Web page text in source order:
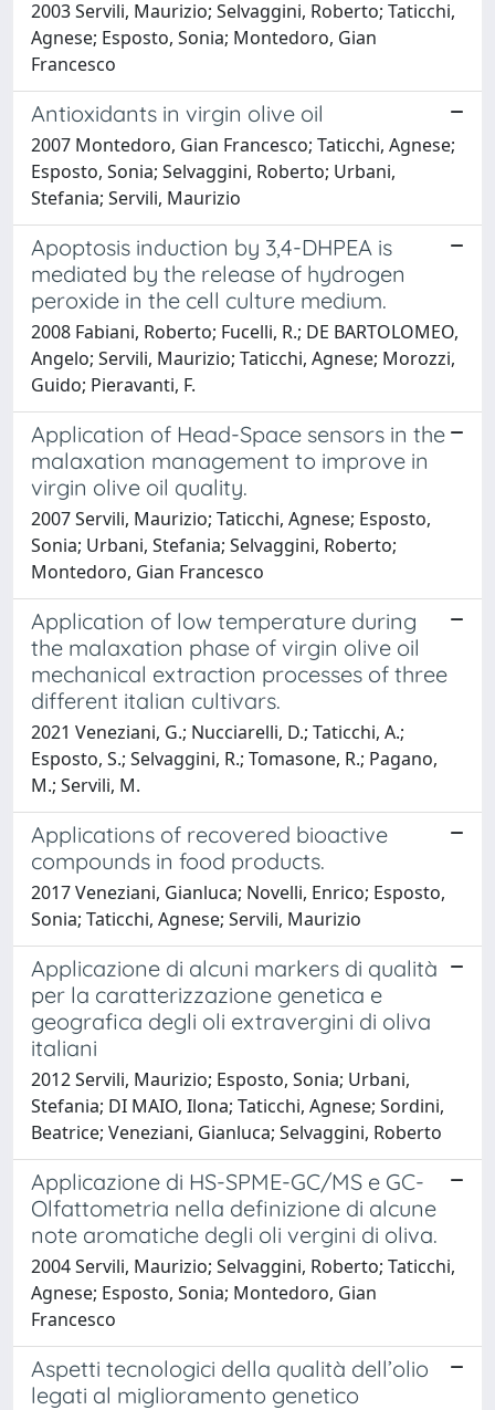
2003 Servili, Maurizio; Selvaggini, Roberto; Taticchi,
Agnese; Esposto, Sonia; Montedoro, Gian
Francesco
Antioxidants in virgin olive oil
2007 Montedoro, Gian Francesco; Taticchi, Agnese;
Esposto, Sonia; Selvaggini, Roberto; Urbani,
Stefania; Servili, Maurizio
Apoptosis induction by 3,4-DHPEA is
mediated by the release of hydrogen
peroxide in the cell culture medium.
2008 Fabiani, Roberto; Fucelli, R.; DE BARTOLOMEO,
Angelo; Servili, Maurizio; Taticchi, Agnese; Morozzi,
Guido; Pieravanti, F.
Application of Head-Space sensors in the
malaxation management to improve in
virgin olive oil quality.
2007 Servili, Maurizio; Taticchi, Agnese; Esposto,
Sonia; Urbani, Stefania; Selvaggini, Roberto;
Montedoro, Gian Francesco
Application of low temperature during
the malaxation phase of virgin olive oil
mechanical extraction processes of three
different italian cultivars.
2021 Veneziani, G.; Nucciarelli, D.; Taticchi, A.;
Esposto, S.; Selvaggini, R.; Tomasone, R.; Pagano,
M.; Servili, M.
Applications of recovered bioactive
compounds in food products.
2017 Veneziani, Gianluca; Novelli, Enrico; Esposto,
Sonia; Taticchi, Agnese; Servili, Maurizio
Applicazione di alcuni markers di qualità
per la caratterizzazione genetica e
geografica degli oli extravergini di oliva
italiani
2012 Servili, Maurizio; Esposto, Sonia; Urbani,
Stefania; DI MAIO, Ilona; Taticchi, Agnese; Sordini,
Beatrice; Veneziani, Gianluca; Selvaggini, Roberto
Applicazione di HS-SPME-GC/MS e GC-
Olfattometria nella definizione di alcune
note aromatiche degli oli vergini di oliva.
2004 Servili, Maurizio; Selvaggini, Roberto; Taticchi,
Agnese; Esposto, Sonia; Montedoro, Gian
Francesco
Aspetti tecnologici della qualità dell’olio
legati al miglioramento genetico